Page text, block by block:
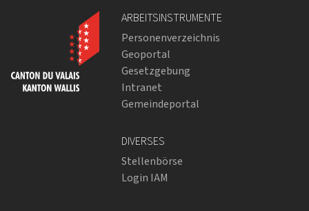
ARBEITSINSTRUMENTE
Personenverzeichnis
Geoportal
Gesetzgebung
Intranet
Gemeindeportal
DIVERSES
Stellenbörse
Login IAM